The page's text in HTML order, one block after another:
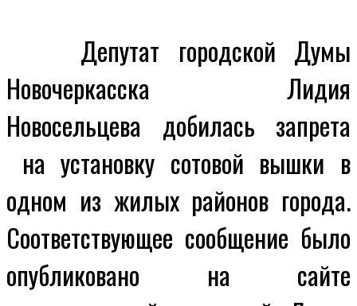
Депутат городской Думы
Новочеркасска Лидия
Новосельцева добилась запрета
на установку сотовой вышки в
одном из жилых районов города.
Соответствующее сообщение было
опубликовано на сайте